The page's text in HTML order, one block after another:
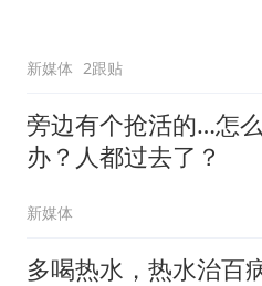
新媒体 2跟贴
旁边有个抢活的…怎么
办？人都过去了？
新媒体
多喝热水，热水治百